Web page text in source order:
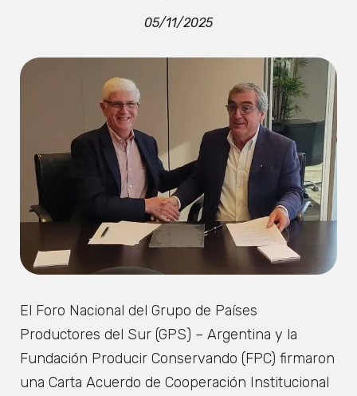
05/11/2025
El Foro Nacional del Grupo de Países
Productores del Sur (GPS) – Argentina y la
Fundación Producir Conservando (FPC) firmaron
una Carta Acuerdo de Cooperación Institucional